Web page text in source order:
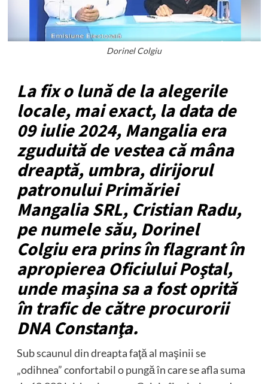
Dorinel Colgiu
La fix o lună de la alegerile
locale, mai exact, la data de
09 iulie 2024, Mangalia era
zguduită de vestea că mâna
dreaptă, umbra, dirijorul
patronului Primăriei
Mangalia SRL, Cristian Radu,
pe numele său, Dorinel
Colgiu era prins în flagrant în
apropierea Oficiului Poştal,
unde maşina sa a fost oprită
în trafic de către procurorii
DNA Constanţa.
Sub scaunul din dreapta faţă al maşinii se
„odihnea” confortabil o pungă în care se afla suma